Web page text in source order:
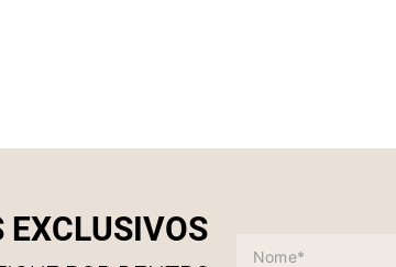
EXCLUSIVOS